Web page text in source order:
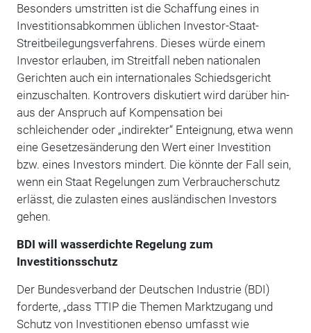
Besonders umstritten ist die Schaffung eines in
Investitionsabkommen üblichen Investor-Staat-
Streitbeilegungsverfahrens. Dieses würde einem
Investor erlauben, im Streitfall neben nationalen
Gerichten auch ein internationales Schiedsgericht
einzuschalten. Kontrovers diskutiert wird darüber hin-
aus der Anspruch auf Kompensation bei
schleichender oder „indirekter“ Enteignung, etwa wenn
eine Gesetzesänderung den Wert einer Investition
bzw. eines Investors mindert. Die könnte der Fall sein,
wenn ein Staat Regelungen zum Verbraucherschutz
erlässt, die zulasten eines ausländischen Investors
gehen.
BDI will wasserdichte Regelung zum
Investitionsschutz
Der Bundesverband der Deutschen Industrie (BDI)
forderte, „dass TTIP die Themen Marktzugang und
Schutz von Investitionen ebenso umfasst wie